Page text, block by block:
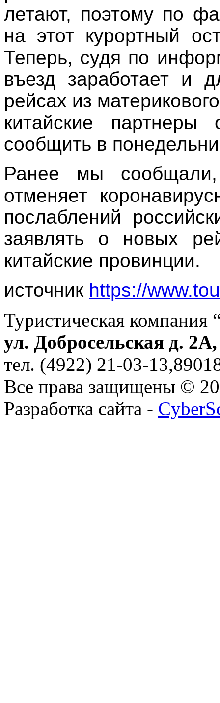
летают, поэтому по
на этот курортный
Теперь, судя по
въезд заработает и
рейсах из
китайские
сообщить в
Ранее мы сообщали,
отменяет
послаблений
заявлять о новых
китайские провинции.
источник https://
Туристическая компания
ул. Добросельская д.
тел. (4922) 21-03-
Все права защищены ©
Разработка сайта -